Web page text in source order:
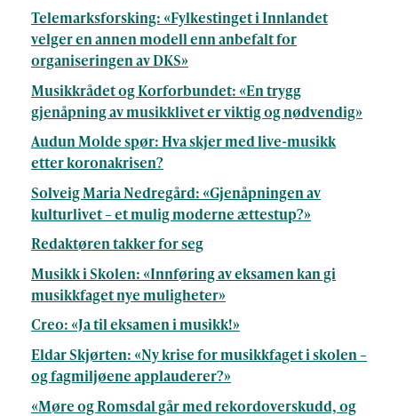
Telemarksforsking: «Fylkestinget i Innlandet
velger en annen modell enn anbefalt for
organiseringen av DKS»
Musikkrådet og Korforbundet: «En trygg
gjenåpning av musikklivet er viktig og nødvendig»
Audun Molde spør: Hva skjer med live-musikk
etter koronakrisen?
Solveig Maria Nedregård: «Gjenåpningen av
kulturlivet – et mulig moderne ættestup?»
Redaktøren takker for seg
Musikk i Skolen: «Innføring av eksamen kan gi
musikkfaget nye muligheter»
Creo: «Ja til eksamen i musikk!»
Eldar Skjørten: «Ny krise for musikkfaget i skolen –
og fagmiljøene applauderer?»
«Møre og Romsdal går med rekordoverskudd, og